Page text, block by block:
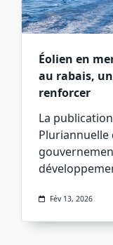
Éolien en
au rabais,
renforcer
La
Pluriannuelle
Fév 13, 2026